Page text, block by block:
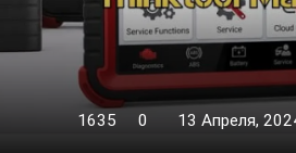
1635 0 13 Апреля,